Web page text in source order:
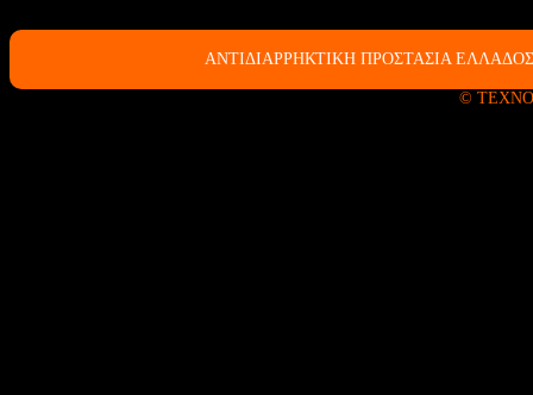
ΑΝΤΙΔΙΑΡΡΗΚΤΙΚΗ ΠΡΟΣΤΑΣΙΑ
©